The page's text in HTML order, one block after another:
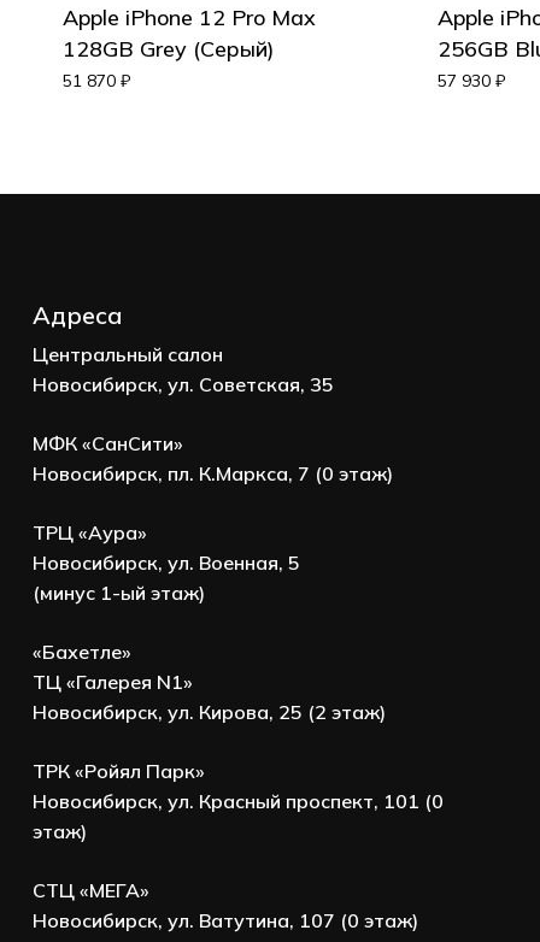
Apple iPhone 12 Pro Max
128GB Grey (Серый)
51 870 ₽
Apple
256GB
57 930 ₽
Адреса
Центральный салон
Новосибирск, ул. Советская, 35
МФК «СанСити»
Новосибирск, пл. К.Маркса, 7 (0 этаж)
ТРЦ «Аура»
Новосибирск, ул. Военная, 5
(минус 1-ый этаж)
«Бахетле»
ТЦ «Галерея N1»
Новосибирск, ул. Кирова, 25 (2 этаж)
ТРК «Ройял Парк»
Новосибирск, ул. Красный проспект, 101 (0
этаж)
СТЦ «МЕГА»
Новосибирск, ул. Ватутина, 107 (0 этаж)